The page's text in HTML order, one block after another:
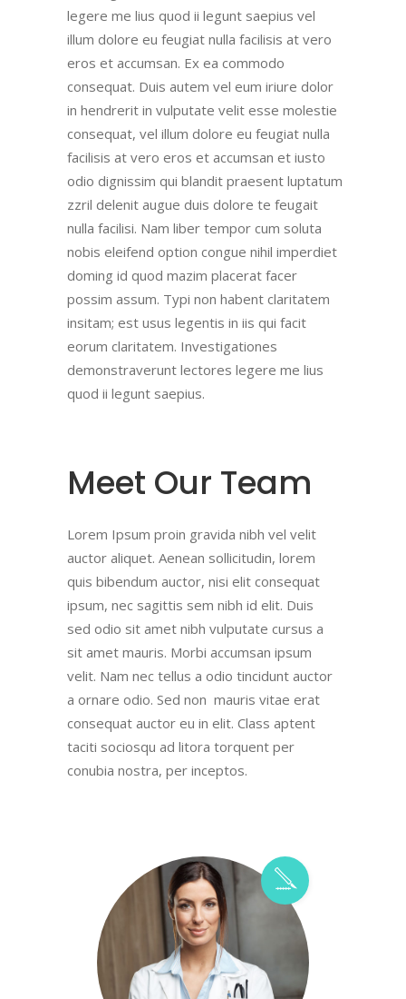
legere me lius quod ii legunt saepius vel
illum dolore eu feugiat nulla facilisis at vero
eros et accumsan. Ex ea commodo
consequat. Duis autem vel eum iriure dolor
in hendrerit in vulputate velit esse molestie
consequat, vel illum dolore eu feugiat nulla
facilisis at vero eros et accumsan et iusto
odio dignissim qui blandit praesent luptatum
zzril delenit augue duis dolore te feugait
nulla facilisi. Nam liber tempor cum soluta
nobis eleifend option congue nihil imperdiet
doming id quod mazim placerat facer
possim assum. Typi non habent claritatem
insitam; est usus legentis in iis qui facit
eorum claritatem. Investigationes
demonstraverunt lectores legere me lius
quod ii legunt saepius.
Meet Our Team
Lorem Ipsum proin gravida nibh vel velit
auctor aliquet. Aenean sollicitudin, lorem
quis bibendum auctor, nisi elit consequat
ipsum, nec sagittis sem nibh id elit. Duis
sed odio sit amet nibh vulputate cursus a
sit amet mauris. Morbi accumsan ipsum
velit. Nam nec tellus a odio tincidunt auctor
a ornare odio. Sed non mauris vitae erat
consequat auctor eu in elit. Class aptent
taciti sociosqu ad litora torquent per
conubia nostra, per inceptos.